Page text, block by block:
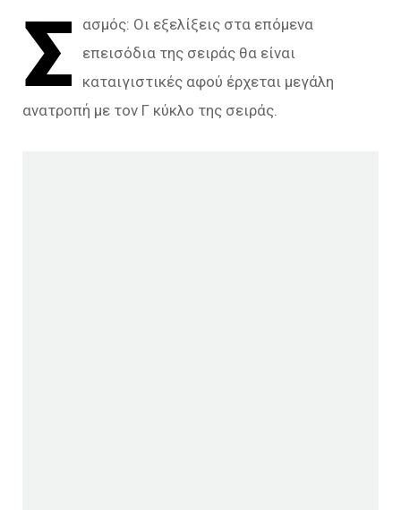
Σ
ασμός: Οι εξελίξεις στα επόμενα
επεισόδια της σειράς θα είναι
καταιγιστικές αφού έρχεται μεγάλη
ανατροπή με τον Γ κύκλο της σειράς.